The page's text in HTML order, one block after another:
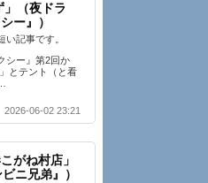
」（夜ドラ
ー』）
い記事です。
シー』第2回か
とテント（と看
2026-06-02 23:21
がね村店」
ニ兄弟』）